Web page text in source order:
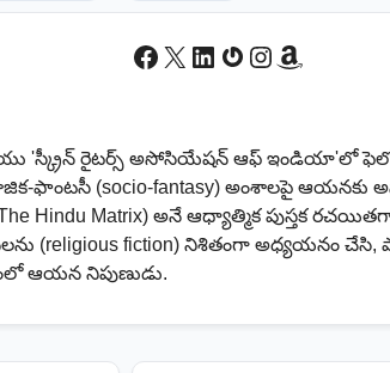
Facebook
X LinkedIn
Gravatar
Instagram
Amazon
'స్క్రీన్ రైటర్స్ అసోసియేషన్ ఆఫ్ ఇండియా'లో ఫెలో
ఫాంటసీ (socio-fantasy) అంశాలపై
Matrix) అనే ఆధ్యాత్మిక పుస్తక రచయితగా
(religious fiction) నిశితంగా అధ్యయనం చేసి,
ఆయన నిపుణుడు.